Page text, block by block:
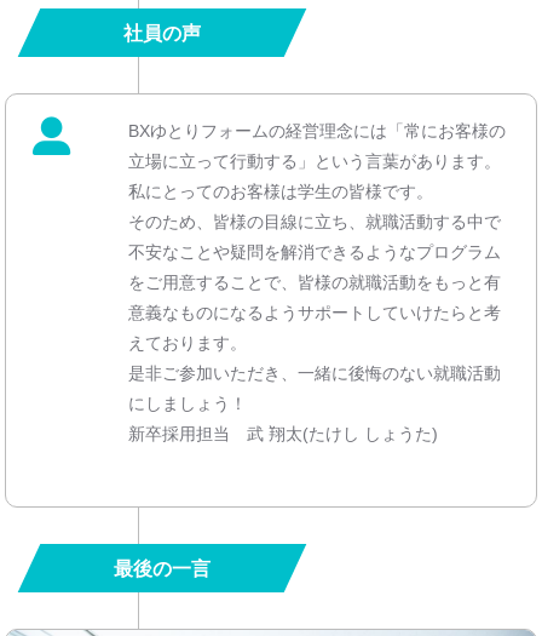
社員の声
BXゆとりフォームの経営理念には「常にお客様の
立場に立って行動する」という言葉があります。
私にとってのお客様は学生の皆様です。
そのため、皆様の目線に立ち、就職活動する中で
不安なことや疑問を解消できるようなプログラム
をご用意することで、皆様の就職活動をもっと有
意義なものになるようサポートしていけたらと考
えております。
是非ご参加いただき、一緒に後悔のない就職活動
にしましょう！
新卒採用担当 武 翔太(たけし しょうた)
最後の一言